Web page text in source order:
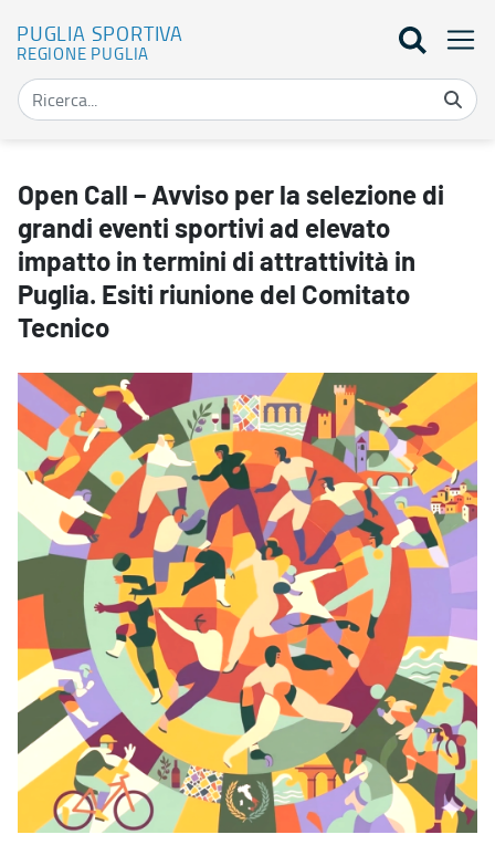
PUGLIA SPORTIVA
REGIONE PUGLIA
Open Call – Avviso per la selezione di
grandi eventi sportivi ad elevato
impatto in termini di attrattività in
Puglia. Esiti riunione del Comitato
Tecnico